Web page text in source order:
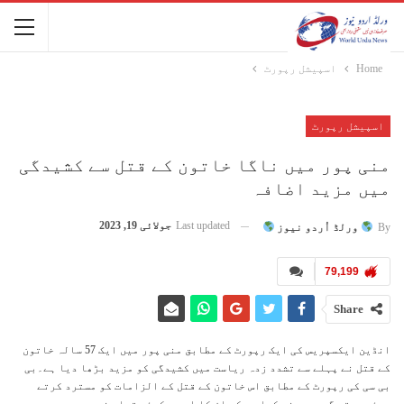
Home اسپیشل رپورٹ
اسپیشل رپورٹ
منی پور میں ناگا خاتون کے قتل سے کشیدگی
میں مزید اضافہ
By ورلڈ اُردو نیوز Last updated جولائی 19, 2023
79,199
Share
انڈین ایکسپریس کی ایک رپورٹ کے مطابق منی پور میں ایک 57 سالہ خاتون
کے قتل نے پہلے سے تشدد زدہ ریاست میں کشیدگی کو مزید بڑھا دیا ہے۔بی
بی سی کی رپورٹ کے مطابق اس خاتون کے قتل کے الزامات کو مسترد کرتے